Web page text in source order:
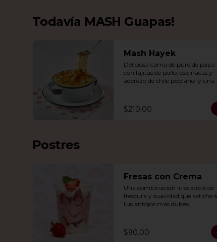
Todavía MASH Guapas!
Mash Hayek
Deliciosa cama de puré de papa
con fajitas de pollo, espinacas y
aderezo de chile poblano  y una
$210.00
Postres
Fresas con Crema
Una combinación irresistible de
frescura y suavidad que satisfará
tus antojos más dulces.
$90.00